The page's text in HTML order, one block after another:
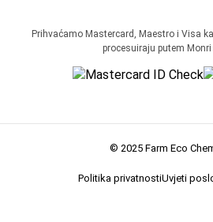
Prihvaćamo Mastercard, Maestro i Visa
procesuiraju putem
© 2025 Farm Eco
Politika privatnostiUvjeti